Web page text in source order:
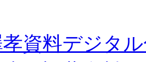
資料デジタ